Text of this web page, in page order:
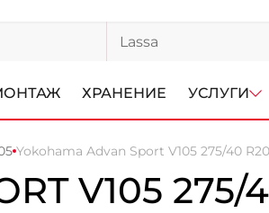
ХРАНЕНИЕ УСЛУГИ
Yokohama Advan Sport V105 275/40
V105 275/